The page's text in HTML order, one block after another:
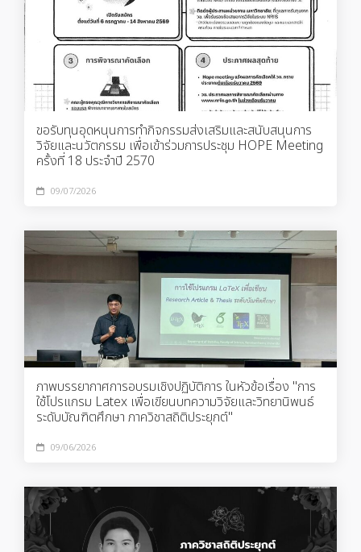
ขอรับทุนอุดหนุนการทำกิจกรรมส่งเสริมและสนับสนุนการ
วิจัยและนวัตกรรม เพื่อเข้าร่วมการประชุม HOPE Meeting
ครั้งที่ 18 ประจำปี 2570
09/07/2026
ภาพบรรยากาศการอบรมเชิงปฏิบัติการ ในหัวข้อเรื่อง "การ
ใช้โปรแกรม​ Latex เพื่อเขียนบทความวิจัยและวิทยานิพนธ์​
ระดับบัณฑิต​ศึกษา​ ภาควิชาสถิติประยุกต์​"
09/06/2026